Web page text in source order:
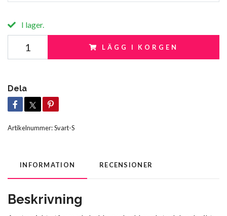
I lager.
LÄGG I KORGEN
Dela
Artikelnummer:Svart-S
INFORMATION RECENSIONER
Beskrivning